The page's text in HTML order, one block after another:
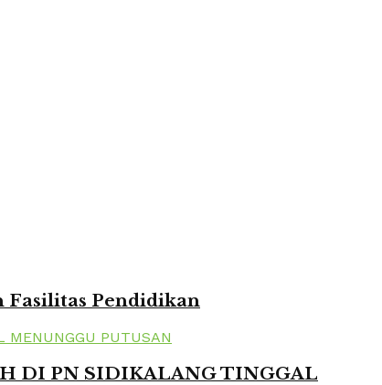
Fasilitas Pendidikan
DI PN SIDIKALANG TINGGAL